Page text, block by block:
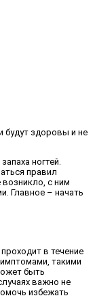
будут здоровы и не
ногтей.
правил
возникло, с ним
Главное – начать
в течение
такими
быть
важно не
избежать